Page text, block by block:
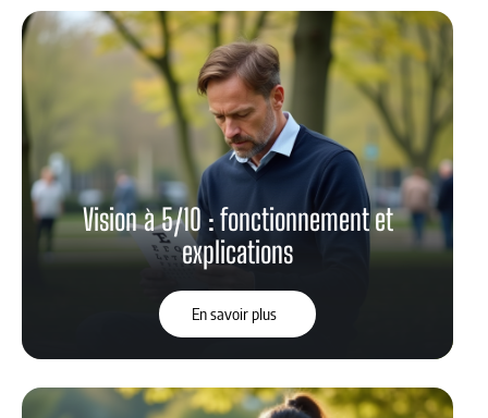
Vision à 5/10 : fonctionnement et
explications
En savoir plus